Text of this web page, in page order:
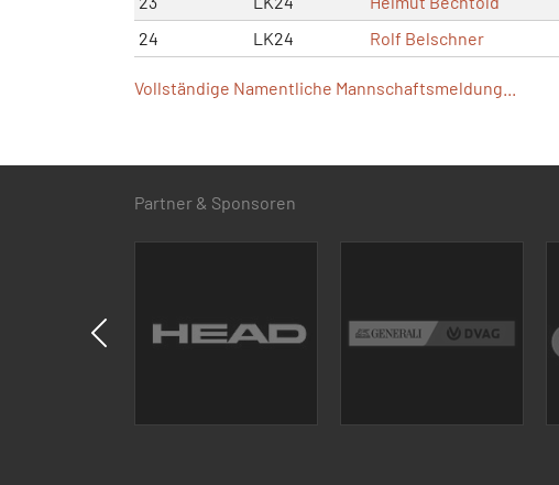
24
LK24 Rolf Belschner
Vollständige Namentliche Mannschaftsmeldung...
Partner & Sponsoren